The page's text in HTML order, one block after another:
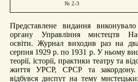
№ 2-3
Представлене видання
органу Управління мистецтв
освіти. Журнал виходив раз на
серпня 1929 р. по 1931 р. У ньому
теорії, історії, практики театру та
життя УРСР, СРСР та закордону.
відбувся диспут на тему